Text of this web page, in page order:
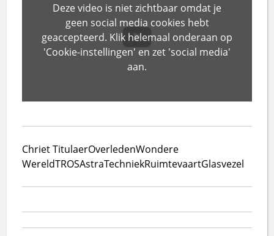
Deze video is niet zichtbaar omdat je
geen social media cookies hebt
geaccepteerd. Klik helemaal onderaan op
'Cookie-instellingen' en zet 'social media'
aan.
Chriet TitulaerOverledenWondere
WereldTROSAstraTechniekRuimtevaartGlasvezel